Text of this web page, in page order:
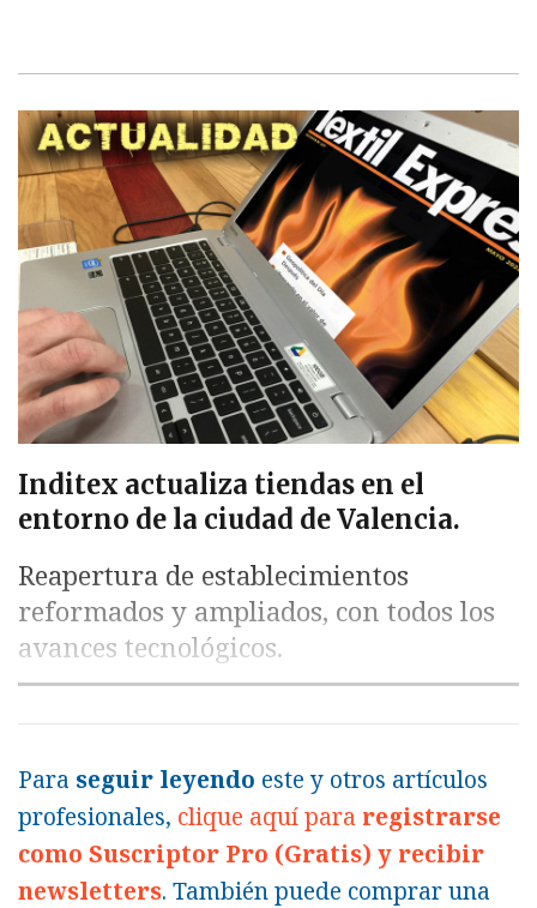
Inditex actualiza tiendas en el
entorno de la ciudad de Valencia.
Reapertura de establecimientos
reformados y ampliados, con todos los
avances tecnológicos.
Para seguir leyendo este y otros artículos
profesionales, clique aquí para registrarse
como Suscriptor Pro (Gratis) y recibir
newsletters. También puede comprar una